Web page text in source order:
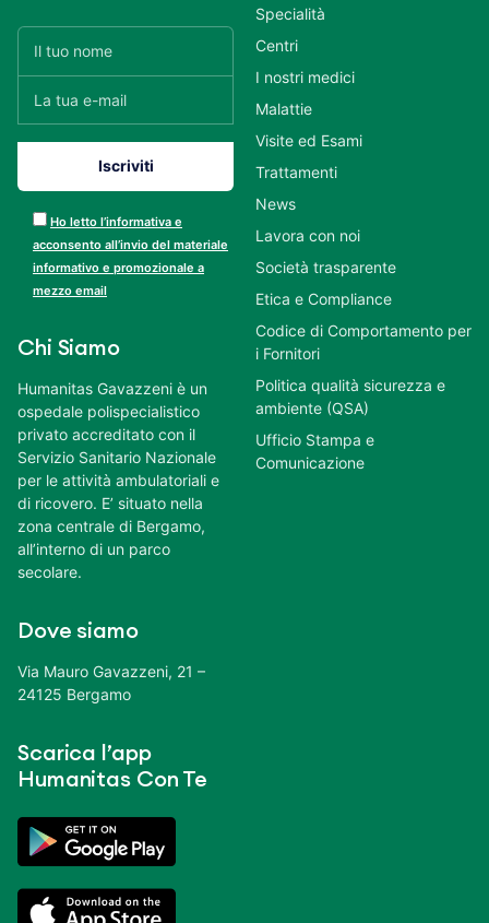
Ho letto l’informativa e
acconsento all’invio del materiale
informativo e promozionale a
mezzo email
Chi Siamo
Humanitas Gavazzeni è un
ospedale polispecialistico
privato accreditato con il
Servizio Sanitario Nazionale
per le attività ambulatoriali e
di ricovero. E’ situato nella
zona centrale di Bergamo,
all’interno di un parco
secolare.
Dove siamo
Via Mauro Gavazzeni, 21 –
24125 Bergamo
Scarica l’app
Humanitas Con Te
Specialità
Centri
I nostri medici
Malattie
Visite ed Esami
Trattamenti
News
Lavora con noi
Società trasparente
Etica e Compliance
Codice di Comportamento per
i Fornitori
Politica qualità sicurezza e
ambiente (QSA)
Ufficio Stampa e
Comunicazione